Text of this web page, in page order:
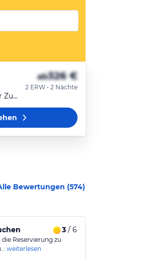
Doppelzimmer - Rollstuhlgerechter Zugang
ab326 €
2 ERW • 2 Nächte
Bewertungen (574)
3/ 6
Reservierung zu
weiterlesen